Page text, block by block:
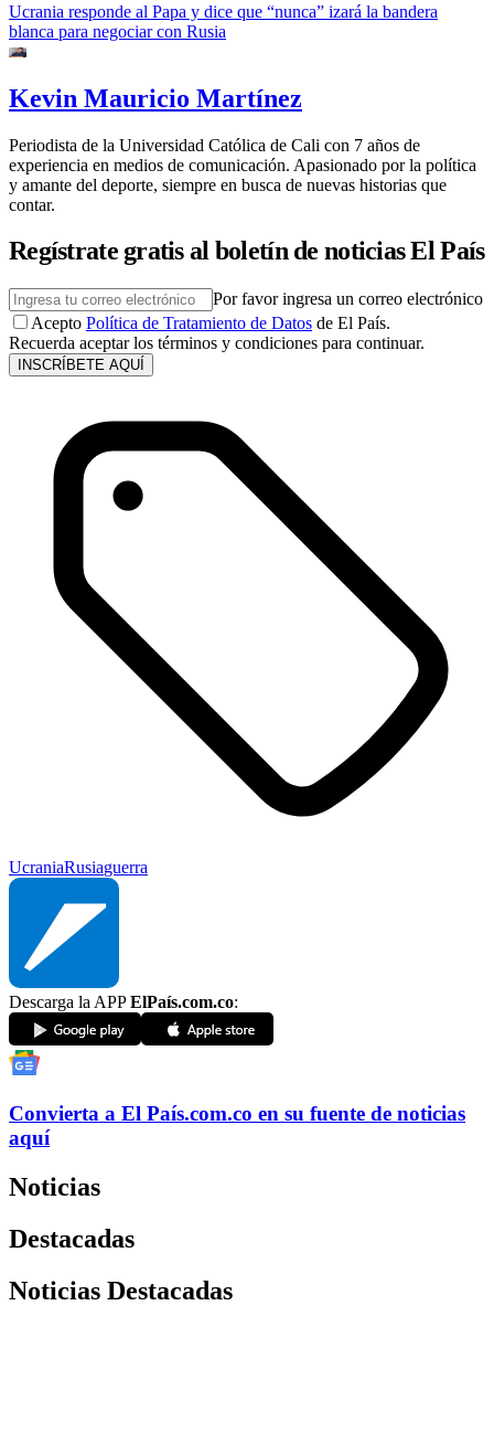
Ucrania responde al Papa y dice que “nunca” izará la bandera
blanca para negociar con Rusia
Kevin Mauricio Martínez
Periodista de la Universidad Católica de Cali con 7 años de
experiencia en medios de comunicación. Apasionado por la política
y amante del deporte, siempre en busca de nuevas historias que
contar.
Regístrate gratis al boletín de noticias El País
Por favor ingresa un correo electrónico
Acepto Política de Tratamiento de Datos de El País.
Recuerda aceptar los términos y condiciones para continuar.
INSCRÍBETE AQUÍ
UcraniaRusiaguerra
Descarga la APPElPaís.com.co:
Convierta a El País.com.co en su fuente de noticias
aquí
Noticias
Destacadas
Noticias Destacadas